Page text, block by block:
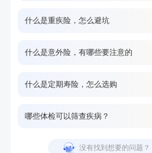
什么是重疾险，怎么避坑
什么是意外险，有哪些要注意的
什么是定期寿险，怎么选购
哪些体检可以筛查疾病？
没有找到想要的问题？